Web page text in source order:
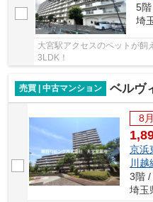
5
埼
大宮駅アクセスのペットが飼
3LDK！
売買 | 中古マンション ベルヴ
8
京浜
川越
3階 /
埼玉